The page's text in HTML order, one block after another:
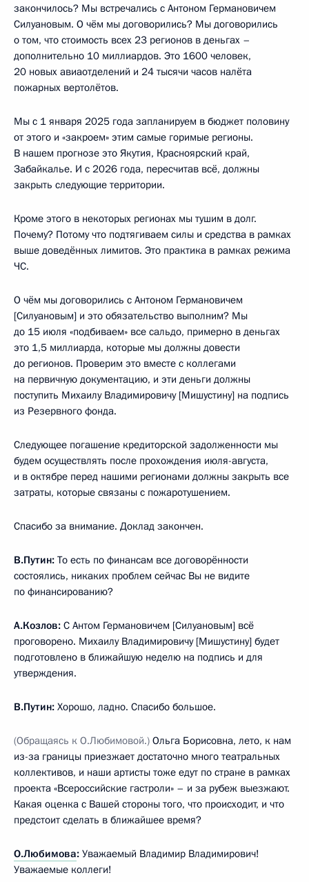
закончилось? Мы встречались с Антоном Германовичем
Силуановым. О чём мы договорились? Мы договорились
о том, что стоимость всех 23 регионов в деньгах –
дополнительно 10 миллиардов. Это 1600 человек,
20 новых авиаотделений и 24 тысячи часов налёта
пожарных вертолётов.
Мы с 1 января 2025 года запланируем в бюджет половину
от этого и «закроем» этим самые горимые регионы.
В нашем прогнозе это Якутия, Красноярский край,
Забайкалье. И с 2026 года, пересчитав всё, должны
закрыть следующие территории.
Кроме этого в некоторых регионах мы тушим в долг.
Почему? Потому что подтягиваем силы и средства в рамках
выше доведённых лимитов. Это практика в рамках режима
ЧС.
О чём мы договорились с Антоном Германовичем
[Силуановым] и это обязательство выполним? Мы
до 15 июля «подбиваем» все сальдо, примерно в деньгах
это 1,5 миллиарда, которые мы должны довести
до регионов. Проверим это вместе с коллегами
на первичную документацию, и эти деньги должны
поступить Михаилу Владимировичу [Мишустину] на подпись
из Резервного фонда.
Следующее погашение кредиторской задолженности мы
будем осуществлять после прохождения июля-августа,
и в октябре перед нашими регионами должны закрыть все
затраты, которые связаны с пожаротушением.
Спасибо за внимание. Доклад закончен.
В.Путин: То есть по финансам все договорённости
состоялись, никаких проблем сейчас Вы не видите
по финансированию?
А.Козлов: С Антом Германовичем [Силуановым] всё
проговорено. Михаилу Владимировичу [Мишустину] будет
подготовлено в ближайшую неделю на подпись и для
утверждения.
В.Путин: Хорошо, ладно. Спасибо большое.
(Обращаясь к О.Любимовой.) Ольга Борисовна, лето, к нам
из-за границы приезжает достаточно много театральных
коллективов, и наши артисты тоже едут по стране в рамках
проекта «Всероссийские гастроли» – и за рубеж выезжают.
Какая оценка с Вашей стороны того, что происходит, и что
предстоит сделать в ближайшее время?
О.Любимова: Уважаемый Владимир Владимирович!
Уважаемые коллеги!